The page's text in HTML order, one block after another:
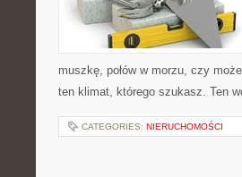
muszkę, połów w morzu, czy
ten klimat, którego szukasz. Ten
CATEGORIES: NIERUCHOMOŚCI